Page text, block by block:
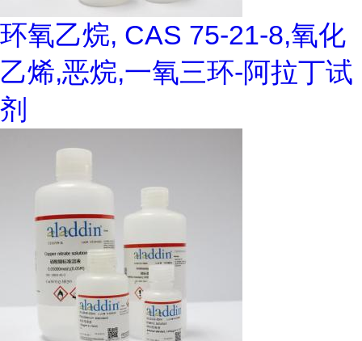
环氧乙烷, CAS 75-21-8,氧化
乙烯,恶烷,一氧三环-阿拉丁试
剂